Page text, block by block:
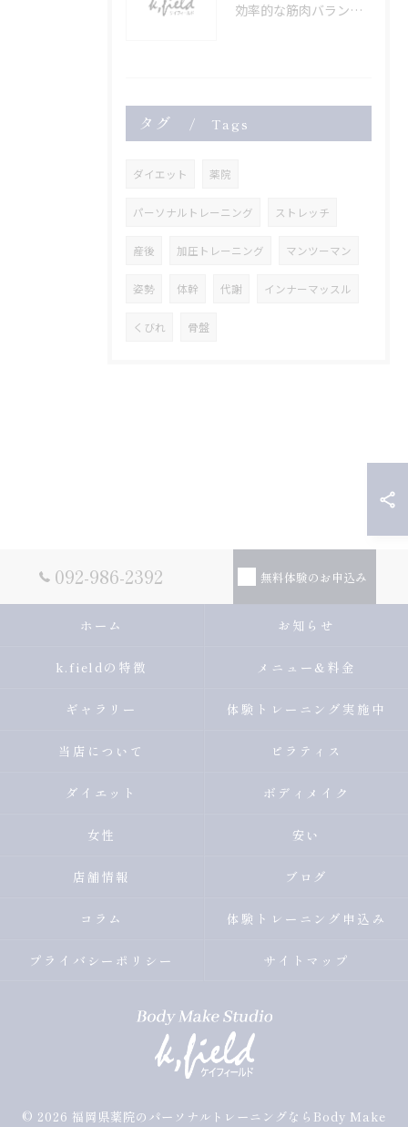
効率的な筋肉バランスで作る理想のボディメイク法
タグ Tags
ダイエット 薬院
パーソナルトレーニング ストレッチ
産後 加圧トレーニング マンツーマン
姿勢 体幹 代謝 インナーマッスル
くびれ 骨盤
092-986-2392 無料体験のお申込み
ホーム お知らせ
k.fieldの特徴 メニュー&料金
ギャラリー 体験トレーニング実施中
当店について ピラティス
ダイエット ボディメイク
女性 安い
店舗情報 ブログ
コラム 体験トレーニング申込み
プライバシーポリシー サイトマップ
© 2026 福岡県薬院のパーソナルトレーニングならBody Make